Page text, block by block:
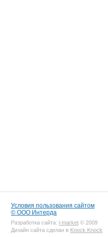
Условия пользования сайтом
© ООО Интерда
Разработка сайта: i-market © 2009
Дизайн сайта сделан в Knock Knock